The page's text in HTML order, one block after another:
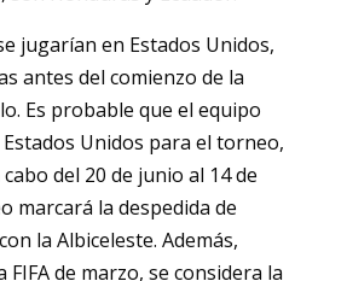
jugarían en Estados Unidos,
antes del comienzo de la
Es probable que el equipo
Unidos para el torneo,
del 20 de junio al 14 de
marcará la despedida de
la Albiceleste. Además,
de marzo, se considera la